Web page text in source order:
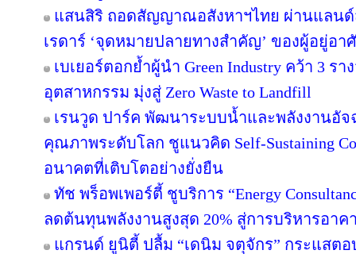
แสนสิริ ถอดสัญญาณอสังหาฯไทย ผ่านแลนด์
เรดาร์ ‘จุดหมายปลายทางสำคัญ’ ของผู้อยู่อ
เบเยอร์ตอกย้ำผู้นำ Green Industry คว้า 3 ร
อุตสาหกรรม มุ่งสู่ Zero Waste to Landfill
เรนวูด ปาร์ค พัฒนาระบบน้ำและพลังงานอั
คุณภาพระดับโลก ชูแนวคิด Self-Sustaining
อนาคตที่เติบโตอย่างยั่งยืน
ทัช พร็อพเพอร์ตี้ ชูบริการ “Energy
ลดต้นทุนพลังงานสูงสุด 20% สู่การบริหารอาค
แกรนด์ ยูนิตี้ ปลื้ม “เดนิม จตุจักร” กระแสตอ